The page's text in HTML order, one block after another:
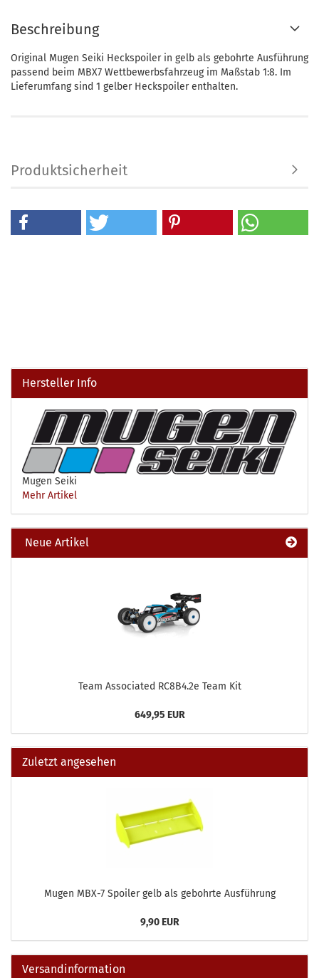
Beschreibung
Original Mugen Seiki Heckspoiler in gelb als gebohrte Ausführung
passend beim MBX7 Wettbewerbsfahrzeug im Maßstab 1:8. Im
Lieferumfang sind 1 gelber Heckspoiler enthalten.
Produktsicherheit
Hersteller Info
Mugen Seiki
Mehr Artikel
Neue Artikel
Team Associated RC8B4.2e Team Kit
649,95 EUR
Zuletzt angesehen
Mugen MBX-7 Spoiler gelb als gebohrte Ausführung
9,90 EUR
Versandinformation